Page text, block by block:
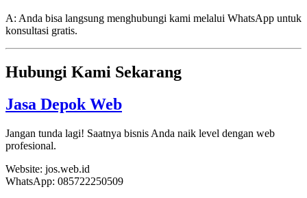
A: Anda bisa langsung menghubungi kami melalui WhatsApp untuk
konsultasi gratis.
Hubungi Kami Sekarang
Jasa Depok Web
Jangan tunda lagi! Saatnya bisnis Anda naik level dengan web
profesional.
Website: jos.web.id
WhatsApp: 085722250509